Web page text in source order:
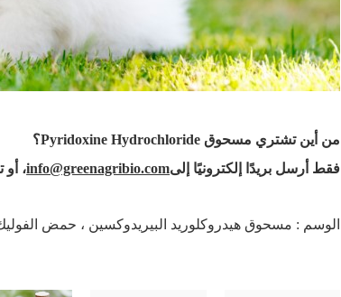
من أين تشتري مسحوق Pyridoxine Hydrochloride؟
فقط أرسل بريدًا إلكترونيًا إلىinfo@greenagribio.com،
الوسم : مسحوق هيدروكلوريد البيريدوكسين ، حمض